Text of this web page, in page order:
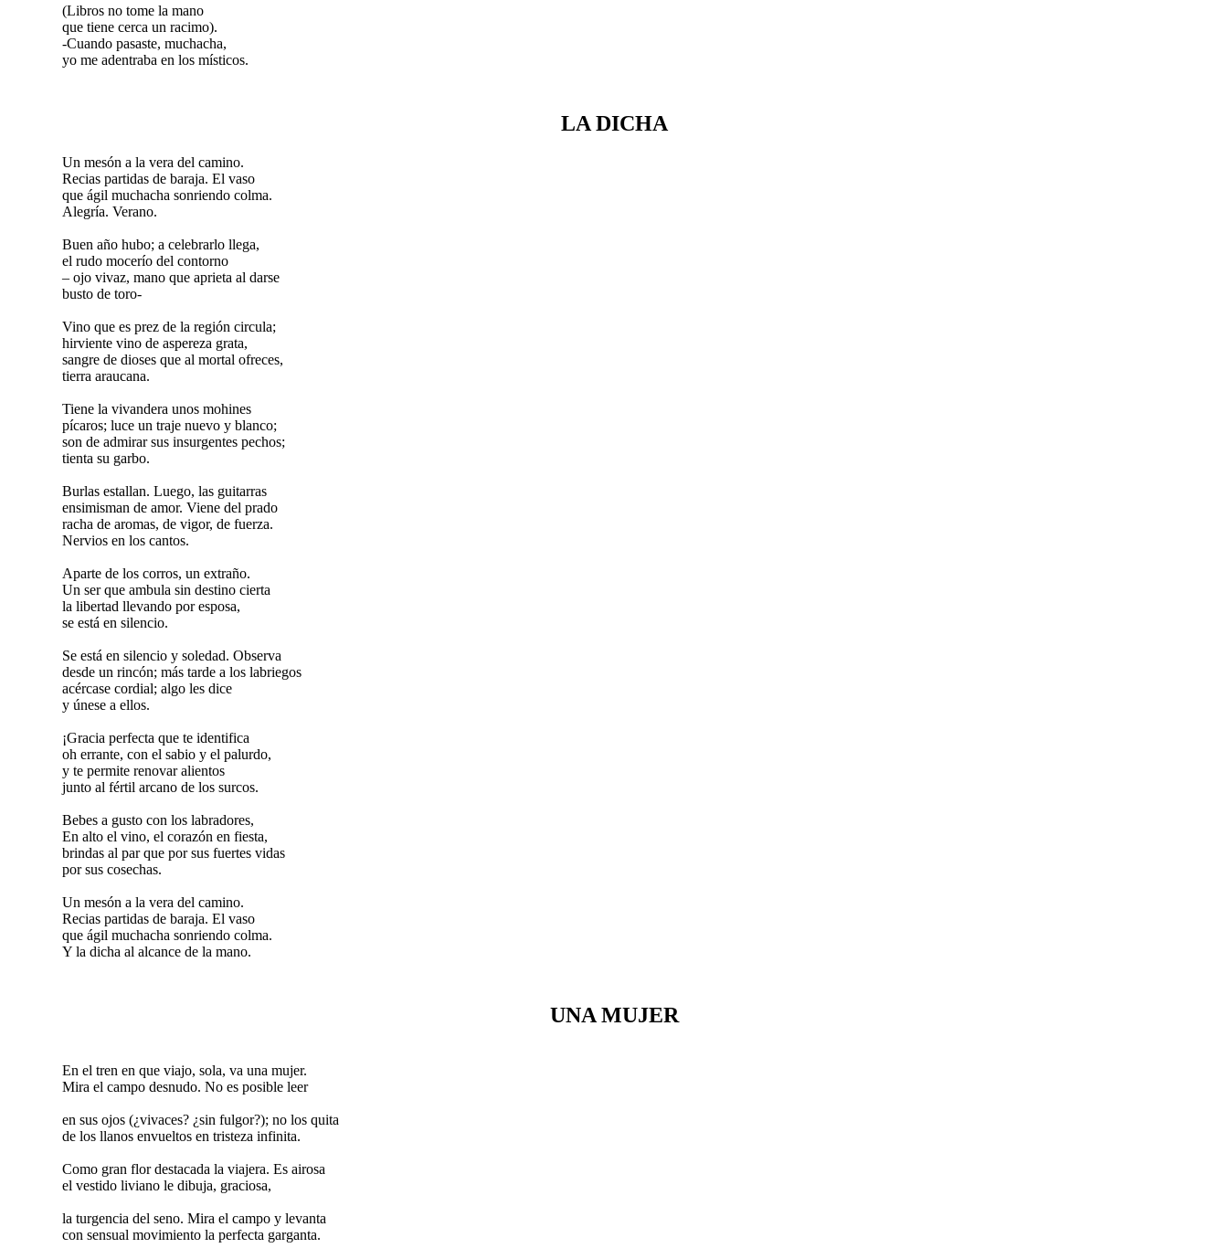
(Libros no tome la mano
que tiene cerca un racimo).
-Cuando pasaste, muchacha,
yo me adentraba en los místicos.
LA DICHA
Un mesón a la vera del camino.
Recias partidas de baraja. El vaso
que ágil muchacha sonriendo colma.
Alegría. Verano.
Buen año hubo; a celebrarlo llega,
el rudo mocerío del contorno
– ojo vivaz, mano que aprieta al darse
busto de toro-
Vino que es prez de la región circula;
hirviente vino de aspereza grata,
sangre de dioses que al mortal ofreces,
tierra araucana.
Tiene la vivandera unos mohines
pícaros; luce un traje nuevo y blanco;
son de admirar sus insurgentes pechos;
tienta su garbo.
Burlas estallan. Luego, las guitarras
ensimisman de amor. Viene del prado
racha de aromas, de vigor, de fuerza.
Nervios en los cantos.
Aparte de los corros, un extraño.
Un ser que ambula sin destino cierta
la libertad llevando por esposa,
se está en silencio.
Se está en silencio y soledad. Observa
desde un rincón; más tarde a los labriegos
acércase cordial; algo les dice
y únese a ellos.
¡Gracia perfecta que te identifica
oh errante, con el sabio y el palurdo,
y te permite renovar alientos
junto al fértil arcano de los surcos.
Bebes a gusto con los labradores,
En alto el vino, el corazón en fiesta,
brindas al par que por sus fuertes vidas
por sus cosechas.
Un mesón a la vera del camino.
Recias partidas de baraja. El vaso
que ágil muchacha sonriendo colma.
Y la dicha al alcance de la mano.
UNA MUJER
En el tren en que viajo, sola, va una mujer.
Mira el campo desnudo. No es posible leer
en sus ojos (¿vivaces? ¿sin fulgor?); no los quita
de los llanos envueltos en tristeza infinita.
Como gran flor destacada la viajera. Es airosa
el vestido liviano le dibuja, graciosa,
la turgencia del seno. Mira el campo y levanta
con sensual movimiento la perfecta garganta.